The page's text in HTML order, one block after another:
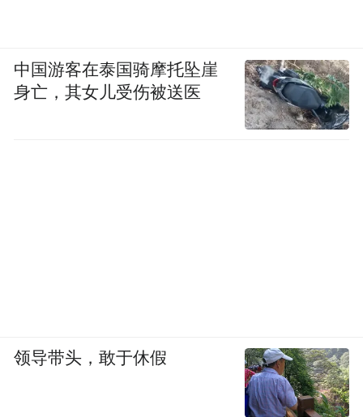
中国游客在泰国骑摩托坠崖
身亡，其女儿受伤被送医
领导带头，敢于休假